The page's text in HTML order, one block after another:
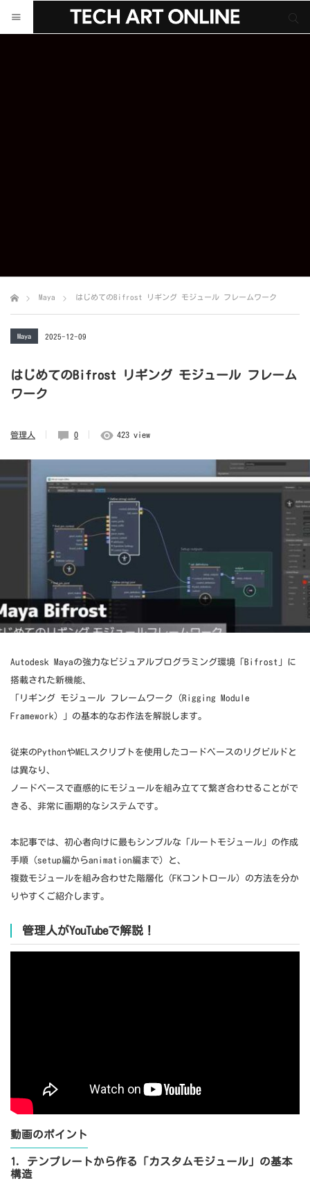
Maya はじめてのBifrost リギング モジュール フレームワーク
Maya 2025-12-09
はじめてのBifrost リギング モジュール フレーム
ワーク
管理人 0 423 view
Autodesk Mayaの強力なビジュアルプログラミング環境「Bifrost」に
搭載された新機能、
「リギング モジュール フレームワーク（Rigging Module
Framework）」の基本的なお作法を解説します。
従来のPythonやMELスクリプトを使用したコードベースのリグビルドと
は異なり、
ノードベースで直感的にモジュールを組み立てて繋ぎ合わせることがで
きる、非常に画期的なシステムです。
本記事では、初心者向けに最もシンプルな「ルートモジュール」の作成
手順（setup編からanimation編まで）と、
複数モジュールを組み合わせた階層化（FKコントロール）の方法を分か
りやすくご紹介します。
管理人がYouTubeで解説！
動画のポイント
1. テンプレートから作る「カスタムモジュール」の基本
構造